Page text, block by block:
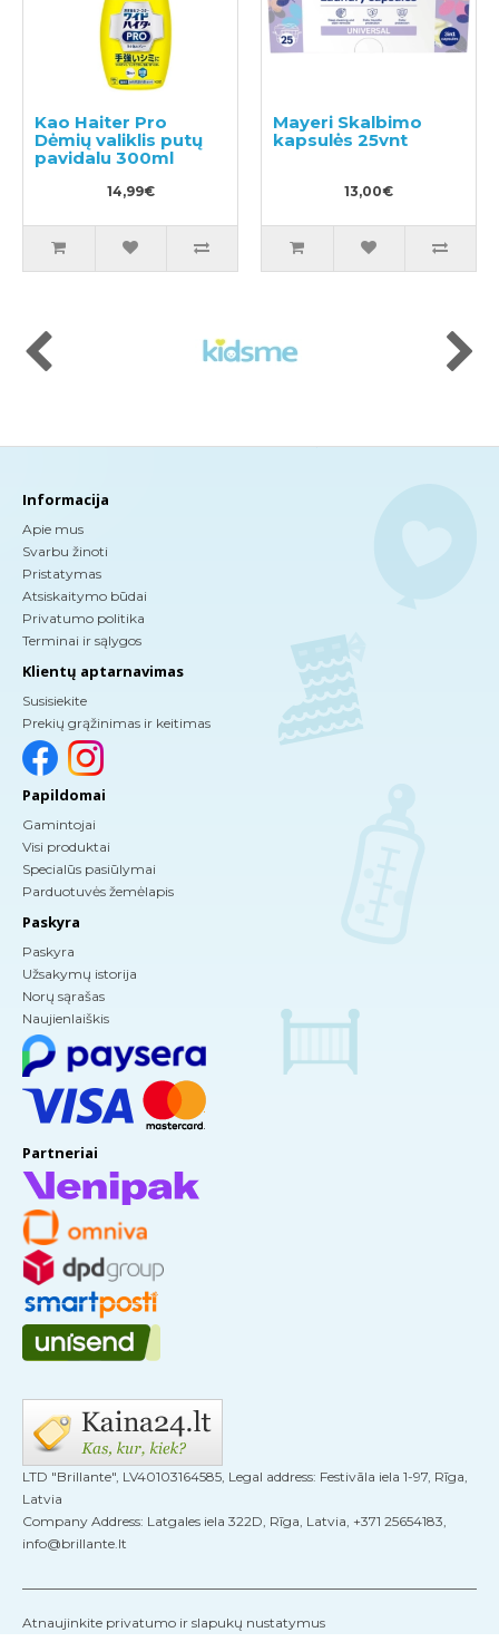
Kao Haiter Pro
Dėmių valiklis putų
pavidalu 300ml
14,99€
Mayeri Skalbimo
kapsulės 25vnt
13,00€
Informacija
Apie mus
Svarbu žinoti
Pristatymas
Atsiskaitymo būdai
Privatumo politika
Terminai ir sąlygos
Klientų aptarnavimas
Susisiekite
Prekių grąžinimas ir keitimas
Papildomai
Gamintojai
Visi produktai
Specialūs pasiūlymai
Parduotuvės žemėlapis
Paskyra
Paskyra
Užsakymų istorija
Norų sąrašas
Naujienlaiškis
Partneriai
LTD "Brillante", LV40103164585, Legal address: Festivāla iela 1-97, Rīga,
Latvia
Company Address: Latgales iela 322D, Rīga, Latvia, +371 25654183,
info@brillante.lt
Atnaujinkite privatumo ir slapukų nustatymus